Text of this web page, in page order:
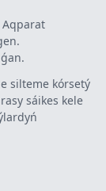
silteme kórsetý
sáikes kele